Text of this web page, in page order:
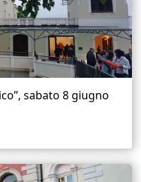
sabato 8 giugno